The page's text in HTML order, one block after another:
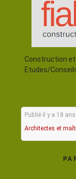
Construction et
Etudes/
Publié il y a 18 ans
Architectes et